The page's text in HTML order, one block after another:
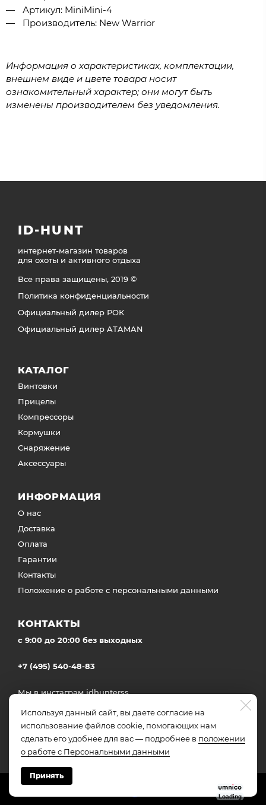
Артикул: MiniMini-4
Производитель: New Warrior
Информация о характеристиках, комплектации,
внешнем виде и цвете товара носит
ознакомительный характер; они могут быть
изменены производителем без уведомления.
Используя данный сайт, вы даете согласие на
использование файлов cookie, помогающих нам
сделать его удобнее для вас — подробнее в положении
о работе с Персональными данными
Принять
ID-HUNT
интернет-магазин товаров
для охоты и активного отдыха
Все права защищены, 2019 ©
Политика конфиденциальности
Официальный дилер РОК
Официальный дилер ATAMAN
КАТАЛОГ
Винтовки
Прицелы
Компрессоры
Кормушки
Снаряжение
Аксессуары
ИНФОРМАЦИЯ
О нас
Доставка
Оплата
Гарантии
Контакты
Положение о работе с персональными данными
КОНТАКТЫ
c 9:00 до 20:00 без выходных
+7 (495) 540-48-83
Мы в инстаграмidhunterss
Доставка во все регионы России
Loading